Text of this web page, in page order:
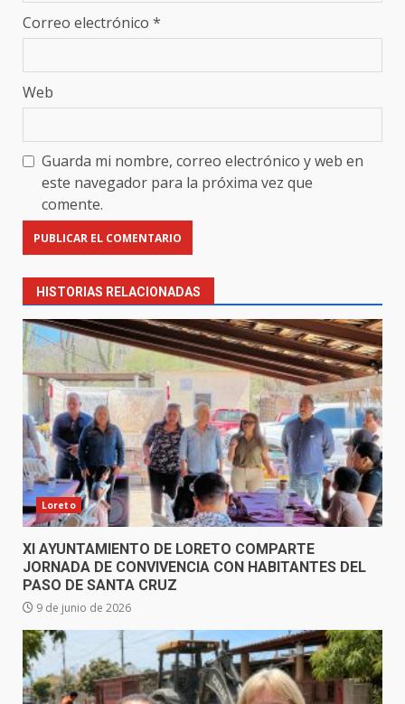
Correo electrónico *
Web
Guarda mi nombre, correo electrónico y web en
este navegador para la próxima vez que
comente.
HISTORIAS RELACIONADAS
Loreto
XI AYUNTAMIENTO DE LORETO COMPARTE
JORNADA DE CONVIVENCIA CON HABITANTES DEL
PASO DE SANTA CRUZ
9 de junio de 2026